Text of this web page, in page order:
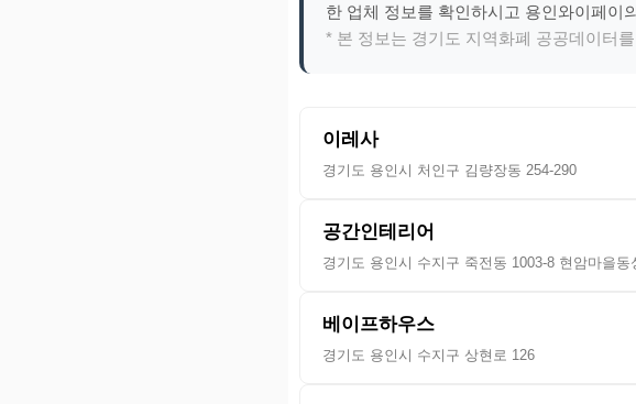
한 업체 정보를 확인하시고 용인와이페이
* 본 정보는 경기도 지역화폐 공공데이터
이레사
경기도 용인시 처인구 김량장동 254-290
공간인테리어
경기도 용인시 수지구 죽전동 1003-8 현암마을
베이프하우스
경기도 용인시 수지구 상현로 126